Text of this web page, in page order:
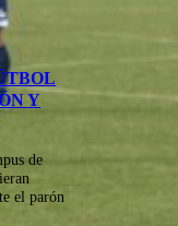
Y
de
el parón